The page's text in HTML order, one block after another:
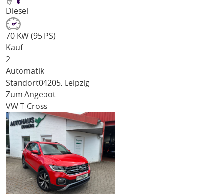
Diesel
70 KW (95 PS)
Kauf
2
Automatik
Standort04205, Leipzig
Zum Angebot
VW T-Cross